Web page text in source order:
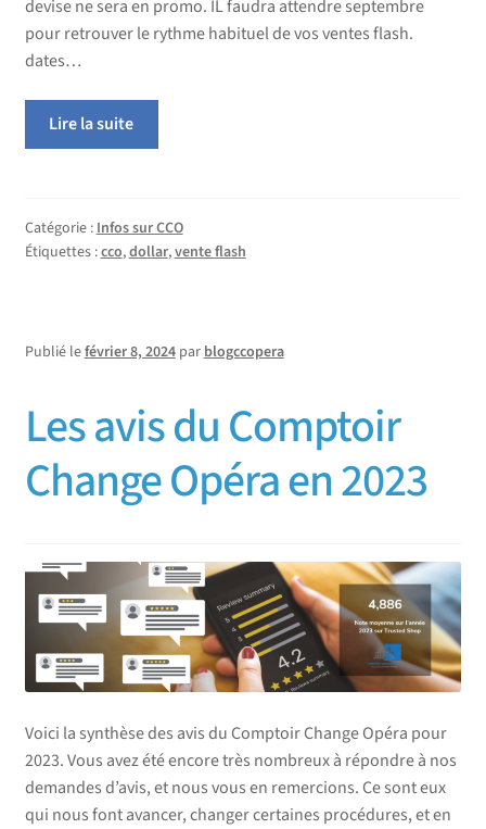
devise ne sera en promo. IL faudra attendre septembre
pour retrouver le rythme habituel de vos ventes flash.
dates…
Lire la suite
Catégorie : Infos sur CCO
Étiquettes :cco,dollar,vente flash
Publié lefévrier 8, 2024 par blogccopera
Les avis du Comptoir
Change Opéra en 2023
Voici la synthèse des avis du Comptoir Change Opéra pour
2023. Vous avez été encore très nombreux à répondre à nos
demandes d’avis, et nous vous en remercions. Ce sont eux
qui nous font avancer, changer certaines procédures, et en